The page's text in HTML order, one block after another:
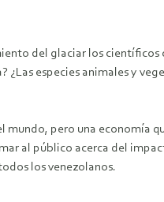
del glaciar los
especies animales y
mundo, pero una
al público acerca del
los venezolanos.